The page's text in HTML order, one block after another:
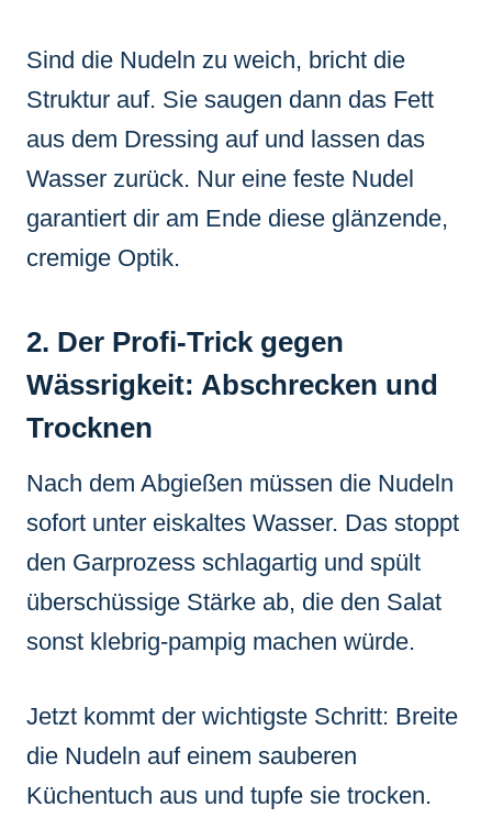
Sind die Nudeln zu weich, bricht die
Struktur auf. Sie saugen dann das Fett
aus dem Dressing auf und lassen das
Wasser zurück. Nur eine feste Nudel
garantiert dir am Ende diese glänzende,
cremige Optik.
2. Der Profi-Trick gegen
Wässrigkeit: Abschrecken und
Trocknen
Nach dem Abgießen müssen die Nudeln
sofort unter eiskaltes Wasser. Das stoppt
den Garprozess schlagartig und spült
überschüssige Stärke ab, die den Salat
sonst klebrig-pampig machen würde.
Jetzt kommt der wichtigste Schritt: Breite
die Nudeln auf einem sauberen
Küchentuch aus und tupfe sie trocken.